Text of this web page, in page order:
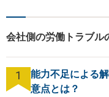
会社側の労働トラブル
1
能力不足による
意点とは？